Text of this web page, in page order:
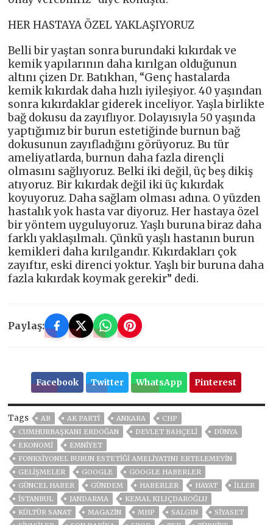
HER HASTAYA ÖZEL YAKLAŞIYORUZ
Belli bir yaştan sonra burundaki kıkırdak ve
kemik yapılarının daha kırılgan olduğunun
altını çizen Dr. Batıkhan, “Genç hastalarda
kemik kıkırdak daha hızlı iyileşiyor. 40 yaşından
sonra kıkırdaklar giderek inceliyor. Yaşla birlikte
bağ dokusu da zayıflıyor. Dolayısıyla 50 yaşında
yaptığımız bir burun estetiğinde burnun bağ
dokusunun zayıfladığını görüyoruz. Bu tür
ameliyatlarda, burnun daha fazla dirençli
olmasını sağlıyoruz. Belki iki değil, üç beş dikiş
atıyoruz. Bir kıkırdak değil iki üç kıkırdak
koyuyoruz. Daha sağlam olması adına. O yüzden
hastalık yok hasta var diyoruz. Her hastaya özel
bir yöntem uyguluyoruz. Yaşlı buruna biraz daha
farklı yaklaşılmalı. Çünkü yaşlı hastanın burun
kemikleri daha kırılgandır. Kıkırdakları çok
zayıftır, eski direnci yoktur. Yaşlı bir buruna daha
fazla kıkırdak koymak gerekir” dedi.
Paylaş:
Facebook Twitter WhatsApp Pinterest
Tags AB AK PARTİ ANKARA
CHP
CUMHURBAŞKANI ERDOĞAN
DEVLET BAHÇELİ
DÜNYA
EKONOMİ
EMNİYET
FONKSIYONEL BURUN ESTETIĞI AMELIYATINI ERTELEMEYIN
GELIŞMELER
GOOGLE
GOOGLE HABERLER
GÜNCEL HABER
GÜNDEM HABERLER HAYAT
İLLER
ISTANBUL
JANDARMA
KEMAL KILIÇDAROĞLU
KÜLTÜR SANAT
MAGAZİN MHP SALGIN
SİYASET